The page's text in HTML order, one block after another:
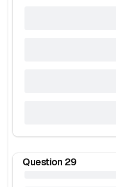
Question 29